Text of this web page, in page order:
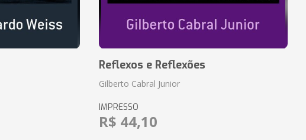
Reflexos e Reflexões
Gilberto Cabral Junior
IMPRESSO
R$ 44,10